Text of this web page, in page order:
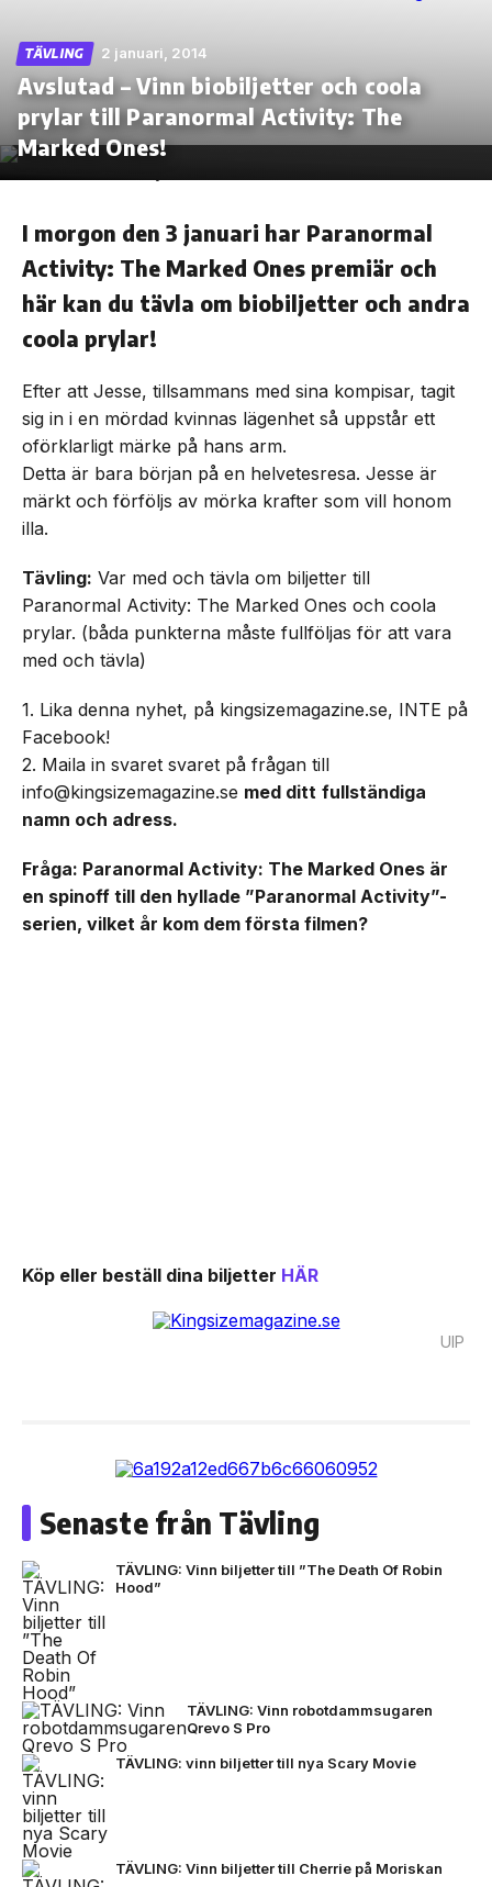
Skip
the
TÄVLING 2 januari, 2014
Avslutad – Vinn biobiljetter och coola
prylar till Paranormal Activity: The
Marked Ones!
I morgon den 3 januari har Paranormal
Activity: The Marked Ones premiär och
här kan du tävla om biobiljetter och andra
coola prylar!
Efter att Jesse, tillsammans med sina kompisar, tagit
sig in i en mördad kvinnas lägenhet så uppstår ett
oförklarligt märke på hans arm.
Detta är bara början på en helvetesresa. Jesse är
märkt och förföljs av mörka krafter som vill honom
illa.
Tävling: Var med och tävla om biljetter till
Paranormal Activity: The Marked Ones och coola
prylar. (båda punkterna måste fullföljas för att vara
med och tävla)
1. Lika denna nyhet, på kingsizemagazine.se, INTE på
Facebook!
2. Maila in svaret svaret på frågan till
info@kingsizemagazine.se med ditt fullständiga
namn och adress.
Fråga: Paranormal Activity: The Marked Ones är
en spinoff till den hyllade ”Paranormal Activity”-
serien, vilket år kom dem första filmen?
Köp eller beställ dina biljetter HÄR
UIP
Senaste från Tävling
TÄVLING: Vinn biljetter till ”The Death Of Robin
Hood”
TÄVLING: Vinn robotdammsugaren
Qrevo S Pro
TÄVLING: vinn biljetter till nya Scary Movie
TÄVLING: Vinn biljetter till Cherrie på Moriskan